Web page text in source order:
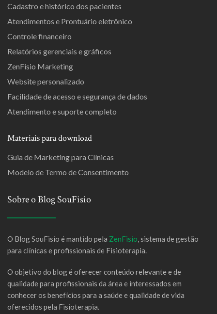
Cadastro e histórico dos pacientes
Atendimentos e Prontuário eletrônico
Controle financeiro
Relatórios gerenciais e gráficos
ZenFisio Marketing
Website personalizado
Facilidade de acesso e segurança de dados
Atendimento e suporte completo
Materiais para download
Guia de Marketing para Clínicas
Modelo de Termo de Consentimento
Sobre o Blog SouFisio
O Blog SouFisio é mantido pela ZenFisio, sistema de gestão
para clínicas e profissionais de Fisioterapia.
O objetivo do blog é oferecer conteúdo relevante e de
qualidade para profissionais da área e interessados em
conhecer os benefícios para a saúde e qualidade de vida
oferecidos pela Fisioterapia.